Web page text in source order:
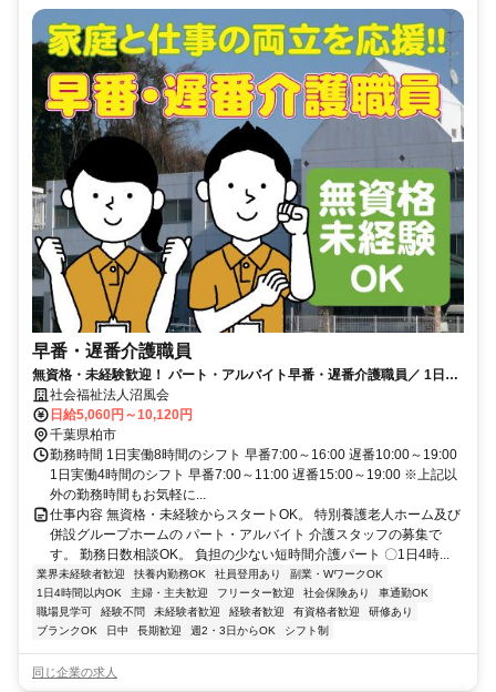
早番・遅番介護職員
無資格・未経験歓迎！ パート・アルバイト早番・遅番介護職員／ 1日4
時間or8時間働き方相談OK
社会福祉法人沼風会
日給5,060円～10,120円
千葉県柏市
勤務時間 1日実働8時間のシフト 早番7:00～16:00 遅番10:00～19:00
1日実働4時間のシフト 早番7:00～11:00 遅番15:00～19:00 ※上記以
外の勤務時間もお気軽に...
仕事内容 無資格・未経験からスタートOK。 特別養護老人ホーム及び
併設グループホームの パート・アルバイト 介護スタッフの募集で
す。 勤務日数相談OK。 負担の少ない短時間介護パート 〇1日4時...
業界未経験者歓迎 扶養内勤務OK 社員登用あり
副業・WワークOK
1日4時間以内OK
主婦・主夫歓迎 フリーター歓迎 社会保険あり
車通勤OK
職場見学可
経験不問 未経験者歓迎 経験者歓迎 有資格者歓迎
研修あり
ブランクOK
日中 長期歓迎 週2・3日からOK シフト制
同じ企業の求人